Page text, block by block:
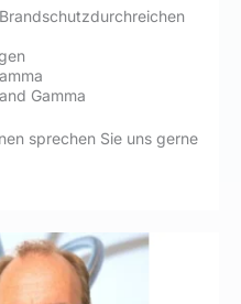
Gamma
sprechen Sie uns gerne